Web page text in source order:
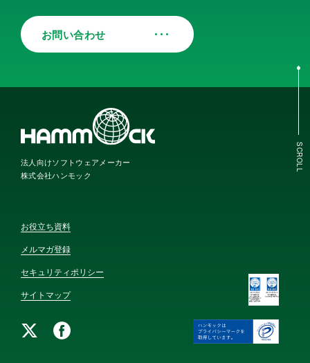
お問い合わせ
SCROLL
法人向けソフトウェアメーカー
株式会社ハンモック
お役立ち資料
メルマガ登録
セキュリティポリシー
サイトマップ